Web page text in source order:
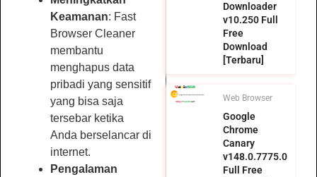
Keamanan: Fast
Browser Cleaner
membantu
menghapus data
pribadi yang sensitif
yang bisa saja
tersebar ketika
Anda berselancar di
internet.
Pengalaman
Downloader
v10.250 Full
Free
Download
[Terbaru]
Web Browser
Google
Chrome
Canary
v148.0.7775.0
Full Free